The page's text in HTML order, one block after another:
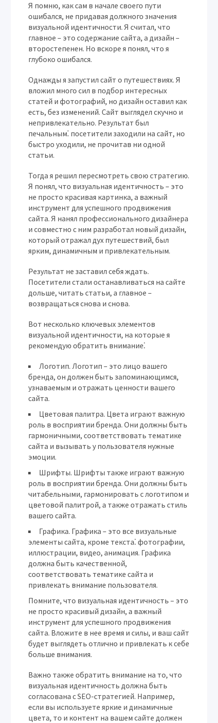
Я помню, как сам в начале своего пути
ошибался, не придавая должного значения
визуальной идентичности. Я считал, что
главное – это содержание сайта, а дизайн –
второстепенен. Но вскоре я понял, что я
глубоко ошибался.
Однажды я запустил сайт о путешествиях. Я
вложил много сил в подбор интересных
статей и фотографий, но дизайн оставил как
есть, без изменений. Сайт выглядел скучно и
непривлекательно. Результат был
печальным⁚ посетители заходили на сайт, но
быстро уходили, не прочитав ни одной
статьи.
Тогда я решил пересмотреть свою стратегию.
Я понял, что визуальная идентичность – это
не просто красивая картинка, а важный
инструмент для успешного продвижения
сайта. Я нанял профессионального дизайнера
и совместно с ним разработал новый дизайн,
который отражал дух путешествий, был
ярким, динамичным и привлекательным.
Результат не заставил себя ждать.
Посетители стали останавливаться на сайте
дольше, читать статьи, а главное –
возвращаться снова и снова.
Вот несколько ключевых элементов
визуальной идентичности, на которые я
рекомендую обратить внимание⁚
Логотип. Логотип – это лицо вашего
бренда, он должен быть запоминающимся,
узнаваемым и отражать ценности вашего
сайта.
Цветовая палитра. Цвета играют важную
роль в восприятии бренда. Они должны быть
гармоничными, соответствовать тематике
сайта и вызывать у пользователя нужные
эмоции.
Шрифты. Шрифты также играют важную
роль в восприятии бренда. Они должны быть
читабельными, гармонировать с логотипом и
цветовой палитрой, а также отражать стиль
вашего сайта.
Графика. Графика – это все визуальные
элементы сайта, кроме текста⁚ фотографии,
иллюстрации, видео, анимация. Графика
должна быть качественной,
соответствовать тематике сайта и
привлекать внимание пользователя.
Помните, что визуальная идентичность – это
не просто красивый дизайн, а важный
инструмент для успешного продвижения
сайта. Вложите в нее время и силы, и ваш сайт
будет выглядеть отлично и привлекать к себе
больше внимания.
Важно также обратить внимание на то, что
визуальная идентичность должна быть
согласована с SEO-стратегией. Например,
если вы используете яркие и динамичные
цвета, то и контент на вашем сайте должен